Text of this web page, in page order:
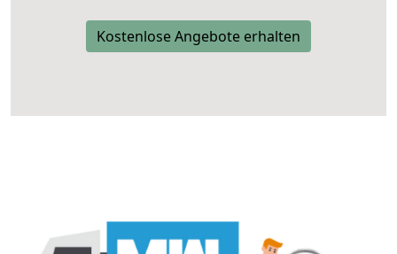
Kostenlose Angebote erhalten